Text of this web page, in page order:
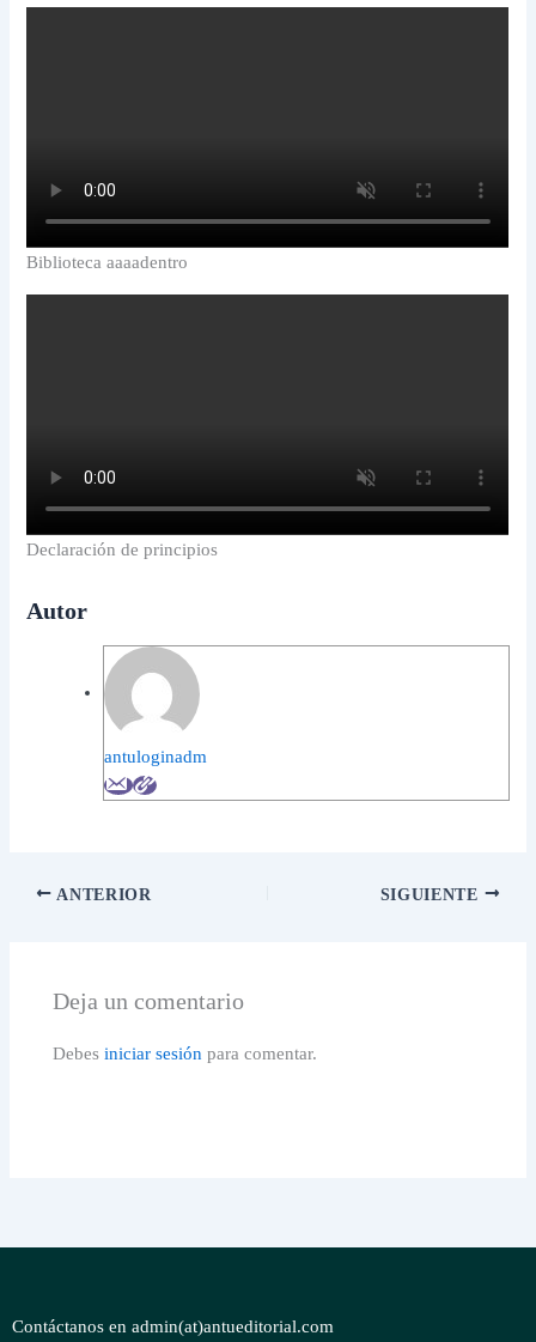
Biblioteca aaaadentro
Declaración de principios
Autor
antuloginadm
ANTERIOR SIGUIENTE
Deja un comentario
Debesiniciar sesión para comentar.
Contáctanos en admin(at)antueditorial.com